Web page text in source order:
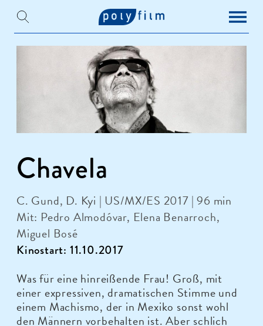
Chavela
C. Gund, D. Kyi | US/MX/ES 2017 | 96 min
Mit: Pedro Almodóvar, Elena Benarroch,
Miguel Bosé
Kinostart: 11.10.2017
Was für eine hinreißende Frau! Groß, mit
einer expressiven, dramatischen Stimme und
einem Machismo, der in Mexiko sonst wohl
den Männern vorbehalten ist. Aber schlich